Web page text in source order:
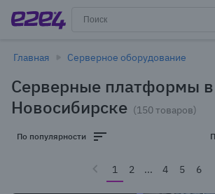
Главная Серверное оборудование
Серверные платформы в
Новосибирске (150 товаров)
По популярности
1 2 ... 4 5 6